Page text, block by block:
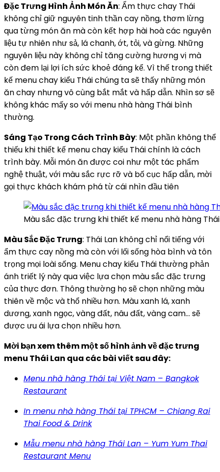
Đặc Trưng Hình Ảnh Món Ăn: Ẩm thực chay Thái
không chỉ giữ nguyên tinh thần cay nồng, thơm lừng
qua từng món ăn mà còn kết hợp hài hoà các nguyên
liệu tự nhiên như sả, lá chanh, ớt, tỏi, và gừng. Những
nguyên liệu này không chỉ tăng cường hương vị mà
còn đem lại lợi ích sức khoẻ đáng kể. Vì thế trong thiết
kế menu chay kiểu Thái chúng ta sẽ thấy những món
ăn chay nhưng vô cùng bắt mắt và hấp dẫn. Nhìn sơ sẽ
không khác mấy so với menu nhà hàng Thái bình
thường.
Sáng Tạo Trong Cách Trình Bày: Một phần không thể
thiếu khi thiết kế menu chay kiểu Thái chính là cách
trình bày. Mỗi món ăn được coi như một tác phẩm
nghệ thuật, với màu sắc rực rỡ và bố cục hấp dẫn, mời
gọi thực khách khám phá từ cái nhìn đầu tiên
Màu sắc đặc trưng khi thiết kế menu nhà hàng Thái
Màu Sắc Đặc Trưng: Thái Lan không chỉ nổi tiếng với
ẩm thực cay nồng mà còn với lối sống hòa bình và tôn
trọng mọi loài sống. Menu chay kiểu Thái thường phản
ánh triết lý này qua việc lựa chọn màu sắc đặc trưng
của thực đơn. Thông thường họ sẽ chọn những màu
thiên về mộc và thổ nhiều hơn. Màu xanh lá, xanh
dương, xanh ngọc, vàng đất, nâu đất, vàng cam… sẽ
được ưu ái lựa chọn nhiều hơn.
Mời bạn xem thêm một số hình ảnh về đặc trưng
menu Thái Lan qua các bài viết sau đây:
Menu nhà hàng Thái tại Việt Nam – Bangkok
Restaurant
In menu nhà hàng Thái tại TPHCM – Chiang Rai
Thai Food & Drink
Mẫu menu nhà hàng Thái Lan – Yum Yum Thai
Restaurant Menu